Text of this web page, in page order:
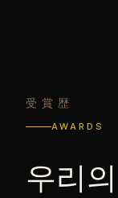
受賞歴
AWARDS
우리의